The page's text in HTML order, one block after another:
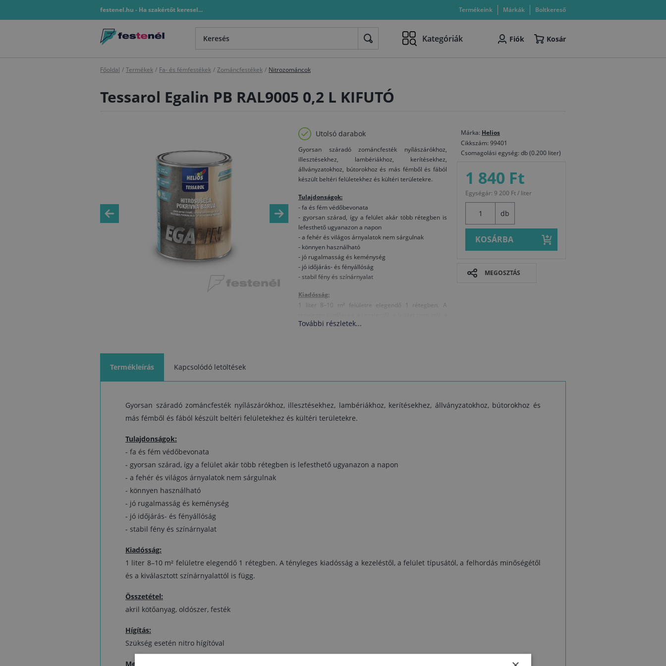
festenel.hu - Ha szakértőt keresel... Termékeink Márkák Boltkereső
Kategóriák Fiók Kosár
Főoldal / Termékek / Fa- és fémfestékek / Zománcfestékek / Nitrozománcok
Tessarol Egalin PB RAL9005 0,2 L KIFUTÓ
Utolsó darabok
Gyorsan száradó zománcfesték nyílászárókhoz,
illesztésekhez, lambériákhoz, kerítésekhez,
állványzatokhoz, bútorokhoz és más fémből és fából
készült beltéri felületekhez és kültéri területekre.
Tulajdonságok:
- fa és fém védőbevonata
- gyorsan szárad, így a felület akár több rétegben is
lefesthető ugyanazon a napon
- a fehér és világos árnyalatok nem sárgulnak
- könnyen használható
- jó rugalmasság és keménység
- jó időjárás- és fényállóság
- stabil fény és színárnyalat
Kiadósság:
1 liter 8–10 m² felületre elegendő 1 rétegben. A
felhordás minőségétől és a kiválasztott
Hígítás:
Megjegyzések, különleges tulajdonságok:
- Rosszul szellőztetett helyiségekben erős
bevonat végső megjelenése.
További részletek...
Márka: Helios
Cikkszám: 99401
Csomagolási egység: db (0.200 liter)
1 840 Ft
Egységár: 9 200 Ft / liter
db
KOSÁRBA
MEGOSZTÁS
Termékleírás Kapcsolódó letöltések
Gyorsan száradó zománcfesték nyílászárókhoz, illesztésekhez, lambériákhoz, kerítésekhez, állványzatokhoz, bútorokhoz és
más fémből és fából készült beltéri felületekhez és kültéri területekre.
Tulajdonságok:
- fa és fém védőbevonata
- gyorsan szárad, így a felület akár több rétegben is lefesthető ugyanazon a napon
- a fehér és világos árnyalatok nem sárgulnak
- könnyen használható
- jó rugalmasság és keménység
- jó időjárás- és fényállóság
- stabil fény és színárnyalat
Kiadósság:
1 liter 8–10 m² felületre elegendő 1 rétegben. A tényleges kiadósság a kezeléstől, a felület típusától, a felhordás minőségétől
és a kiválasztott színárnyalattól is függ.
Összetétel:
akril kötőanyag, oldószer, festék
Hígítás:
Szükség esetén nitro hígítóval
Megjegyzések, különleges tulajdonságok: